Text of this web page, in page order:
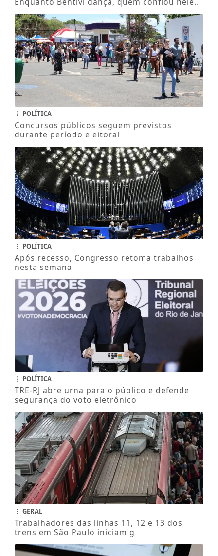
POLÍTICA
Concursos públicos seguem previstos
durante período eleitoral
POLÍTICA
Após recesso, Congresso retoma trabalhos
nesta semana
POLÍTICA
TRE-RJ abre urna para o público e defende
segurança do voto eletrônico
GERAL
Trabalhadores das linhas 11, 12 e 13 dos
trens em São Paulo iniciam g